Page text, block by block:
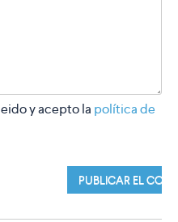
y acepto la política de